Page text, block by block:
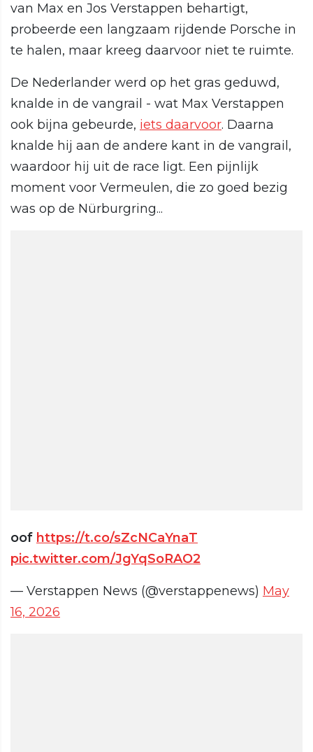
van Max en Jos Verstappen behartigt,
probeerde een langzaam rijdende Porsche in
te halen, maar kreeg daarvoor niet te ruimte.
De Nederlander werd op het gras geduwd,
knalde in de vangrail - wat Max Verstappen
ook bijna gebeurde, iets daarvoor. Daarna
knalde hij aan de andere kant in de vangrail,
waardoor hij uit de race ligt. Een pijnlijk
moment voor Vermeulen, die zo goed bezig
was op de Nürburgring...
oof https://t.co/sZcNCaYnaT
pic.twitter.com/JgYqSoRAO2
— Verstappen News (@verstappenews) May
16, 2026